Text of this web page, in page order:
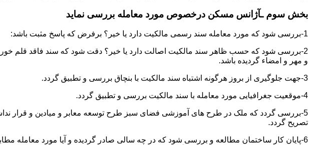
بخش سوم ـآژانس مسکن درخصوص مورد معامله بررسی نماید
1-بررسی شود که مورد معامله سند رسمی مالکیت دارد یا خیر؟ برفرض که پاسخ مثبت باشد:
2-بررسی شود که حسب ظاهر سند مالکیت اصالت دارد یا خیر؟ دقت شود که سند فاقد قلم
و مهر و امضاء گردیده باشد.
3-جهت جلوگیری از بروز هرگونه اشتباه سند مالکیت با بنچاق بررسی و تطبیق گردد.
4-موقعیت جغرافیایی مورد معامله با سند مالکیت بررسی و تطبیق گردد.
5-بررسی گردد که ملک در طرح های آموزشی فضای سبز طرح توسعه معابر و میادین و قرار
تصریح گردد.
6-پایان کار ساختمان مطالعه و بررسی شود که در چه سالی صادر گردیده و آیا مورد معامله